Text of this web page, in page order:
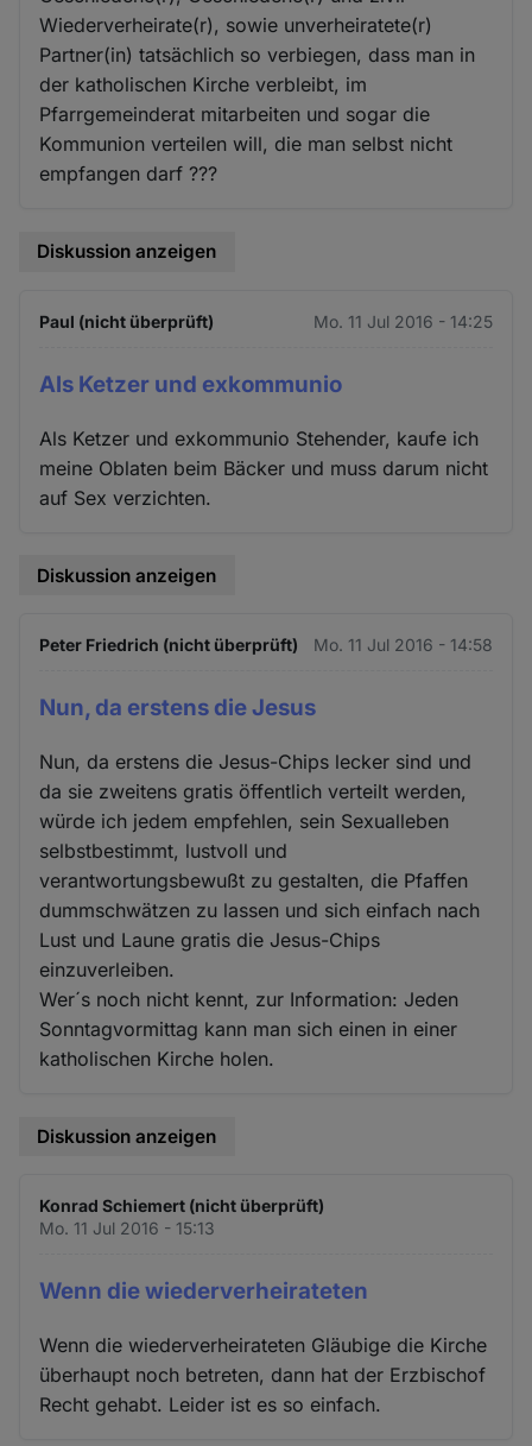
Wiederverheirate(r), sowie unverheiratete(r)
Partner(in) tatsächlich so verbiegen, dass man in
der katholischen Kirche verbleibt, im
Pfarrgemeinderat mitarbeiten und sogar die
Kommunion verteilen will, die man selbst nicht
empfangen darf ???
Diskussion anzeigen
Paul (nicht überprüft) Mo. 11 Jul 2016 - 14:25
Als Ketzer und exkommunio
Als Ketzer und exkommunio Stehender, kaufe ich
meine Oblaten beim Bäcker und muss darum nicht
auf Sex verzichten.
Diskussion anzeigen
Peter Friedrich (nicht überprüft) Mo. 11 Jul 2016 - 14:58
Nun, da erstens die Jesus
Nun, da erstens die Jesus-Chips lecker sind und
da sie zweitens gratis öffentlich verteilt werden,
würde ich jedem empfehlen, sein Sexualleben
selbstbestimmt, lustvoll und
verantwortungsbewußt zu gestalten, die Pfaffen
dummschwätzen zu lassen und sich einfach nach
Lust und Laune gratis die Jesus-Chips
einzuverleiben.
Wer´s noch nicht kennt, zur Information: Jeden
Sonntagvormittag kann man sich einen in einer
katholischen Kirche holen.
Diskussion anzeigen
Konrad Schiemert (nicht überprüft)
Mo. 11 Jul 2016 - 15:13
Wenn die wiederverheirateten
Wenn die wiederverheirateten Gläubige die Kirche
überhaupt noch betreten, dann hat der Erzbischof
Recht gehabt. Leider ist es so einfach.